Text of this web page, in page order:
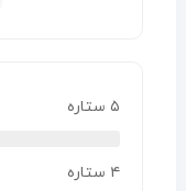
۵ ستاره
۴ ستاره